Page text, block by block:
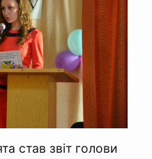
став звіт голови